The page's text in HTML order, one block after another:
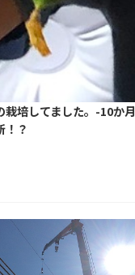
栽培してました。-10か月
！？